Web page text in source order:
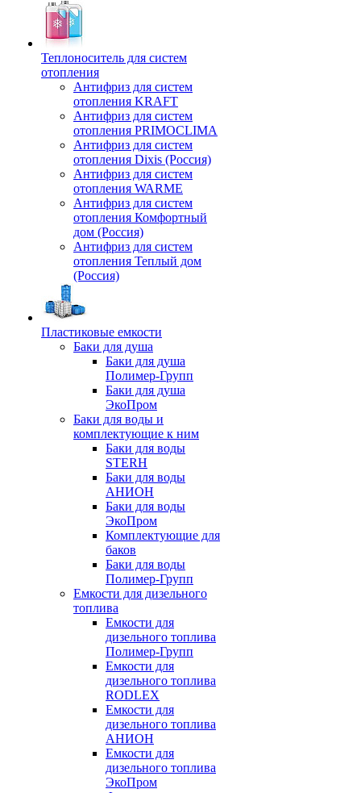
Теплоноситель для систем
отопления
Антифриз для систем
отопления KRAFT
Антифриз для систем
отопления PRIMOCLIMA
Антифриз для систем
отопления Dixis (Россия)
Антифриз для систем
отопления WARME
Антифриз для систем
отопления Комфортный
дом (Россия)
Антифриз для систем
отопления Теплый дом
(Россия)
Пластиковые емкости
Баки для душа
Баки для душа
Полимер-Групп
Баки для душа
ЭкоПром
Баки для воды и
комплектующие к ним
Баки для воды
STERH
Баки для воды
АНИОН
Баки для воды
ЭкоПром
Комплектующие для
баков
Баки для воды
Полимер-Групп
Емкости для дизельного
топлива
Емкости для
дизельного топлива
Полимер-Групп
Емкости для
дизельного топлива
RODLEX
Емкости для
дизельного топлива
АНИОН
Емкости для
дизельного топлива
ЭкоПром